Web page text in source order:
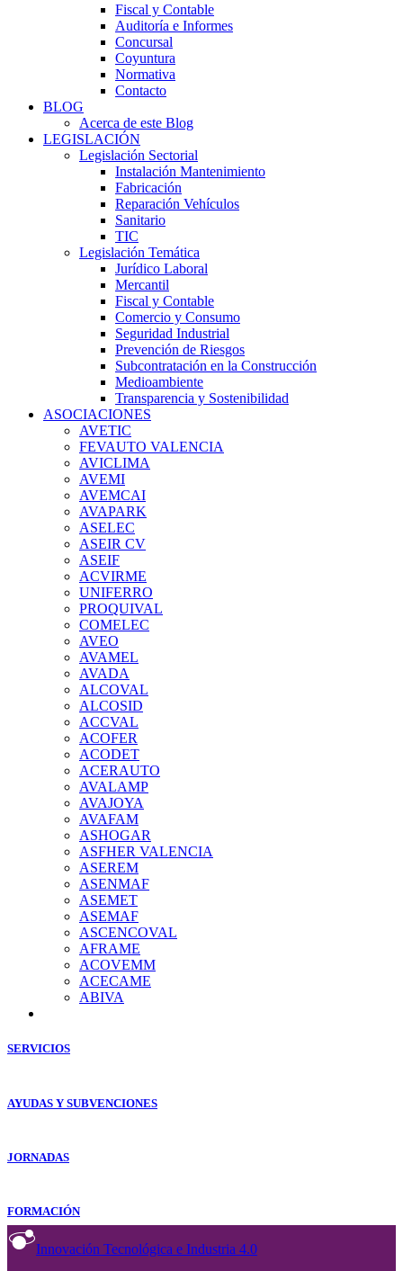
Fiscal y Contable
Auditoría e Informes
Concursal
Coyuntura
Normativa
Contacto
BLOG
Acerca de este Blog
LEGISLACIÓN
Legislación Sectorial
Instalación Mantenimiento
Fabricación
Reparación Vehículos
Sanitario
TIC
Legislación Temática
Jurídico Laboral
Mercantil
Fiscal y Contable
Comercio y Consumo
Seguridad Industrial
Prevención de Riesgos
Subcontratación en la Construcción
Medioambiente
Transparencia y Sostenibilidad
ASOCIACIONES
AVETIC
FEVAUTO VALENCIA
AVICLIMA
AVEMI
AVEMCAI
AVAPARK
ASELEC
ASEIR CV
ASEIF
ACVIRME
UNIFERRO
PROQUIVAL
COMELEC
AVEO
AVAMEL
AVADA
ALCOVAL
ALCOSID
ACCVAL
ACOFER
ACODET
ACERAUTO
AVALAMP
AVAJOYA
AVAFAM
ASHOGAR
ASFHER VALENCIA
ASEREM
ASENMAF
ASEMET
ASEMAF
ASCENCOVAL
AFRAME
ACOVEMM
ACECAME
ABIVA
SERVICIOS
AYUDAS Y SUBVENCIONES
JORNADAS
FORMACIÓN
Innovación Tecnológica e Industria 4.0